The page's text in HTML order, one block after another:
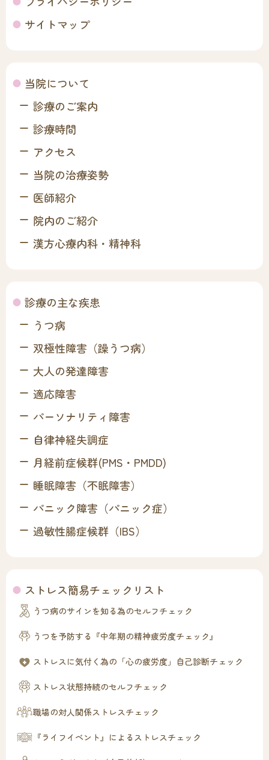
サイトマップ
当院について
診療のご案内
診療時間
アクセス
当院の治療姿勢
医師紹介
院内のご紹介
漢方心療内科・精神科
診療の主な疾患
うつ病
双極性障害（躁うつ病）
大人の発達障害
適応障害
パーソナリティ障害
自律神経失調症
月経前症候群(PMS・PMDD)
睡眠障害（不眠障害）
パニック障害（パニック症）
過敏性腸症候群（IBS）
ストレス簡易チェックリスト
うつ病のサインを知る為のセルフチェック
うつを予防する『中年期の精神疲労度チェック』
ストレスに気付く為の「心の疲労度」自己診断チェック
ストレス状態持続のセルフチェック
職場の対人関係ストレスチェック
『ライフイベント』によるストレスチェック